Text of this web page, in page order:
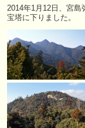
2014年1月12日、宮島
宝塔に下りました。